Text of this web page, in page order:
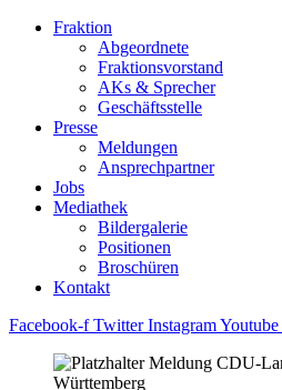
Fraktion
Abgeordnete
Fraktions­vorstand
AKs & Sprecher
Geschäftsstelle
Presse
Meldungen
Ansprechpartner
Jobs
Mediathek
Bildergalerie
Positionen
Broschüren
Kontakt
Facebook-f Twitter InstagramYoutube